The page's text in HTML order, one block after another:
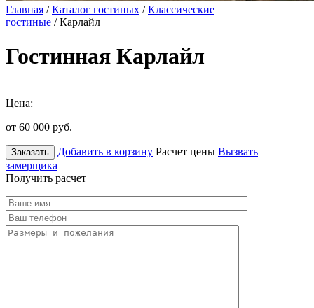
Главная /Каталог гостиных /Классические
гостиные / Карлайл
Гостинная Карлайл
Цена:
от 60 000 руб.
Заказать Добавить в корзину Расчет цены Вызвать
замерщика
Получить расчет